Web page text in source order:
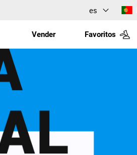
es
Vender Favoritos